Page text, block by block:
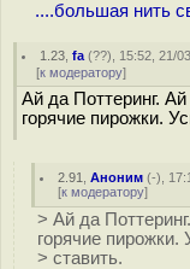
....большая нить
1.23 ,fa (??), 15:52, 21/
[к модератору]
Ай да Поттеринг.
горячие пирожки.
2.91 ,Аноним (-),
[к модератору]
> Ай да
горячие пирожки.
> ставить.